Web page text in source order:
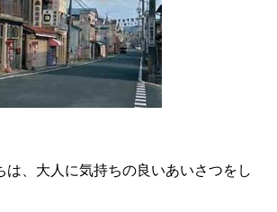
は、大人に気持ちの良いあいさつをし